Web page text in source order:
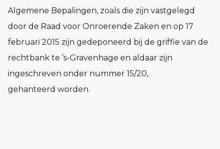
Algemene Bepalingen, zoals die zijn vastgelegd
door de Raad voor Onroerende Zaken en op 17
februari 2015 zijn gedeponeerd bij de griffie van de
rechtbank te ’s-Gravenhage en aldaar zijn
ingeschreven onder nummer 15/20,
gehanteerd worden.